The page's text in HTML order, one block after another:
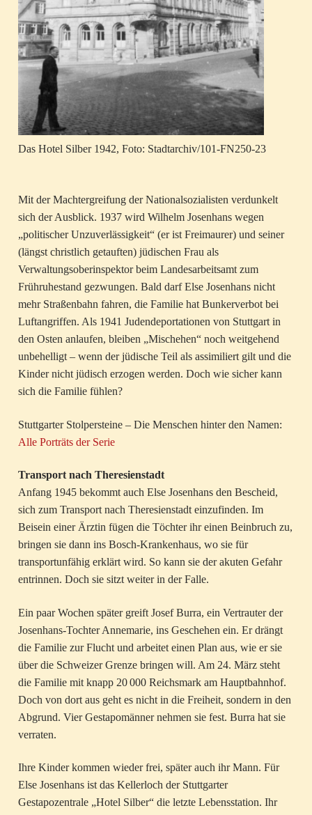
Das Hotel Silber 1942, Foto: Stadtarchiv/101-FN250-23
Mit der Machtergreifung der Nationalsozialisten verdunkelt
sich der Ausblick. 1937 wird Wilhelm Josenhans wegen
„politischer Unzuverlässigkeit“ (er ist Freimaurer) und seiner
(längst christlich getauften) jüdischen Frau als
Verwaltungsoberinspektor beim Landesarbeitsamt zum
Frühruhestand gezwungen. Bald darf Else Josenhans nicht
mehr Straßenbahn fahren, die Familie hat Bunkerverbot bei
Luftangriffen. Als 1941 Judendeportationen von Stuttgart in
den Osten anlaufen, bleiben „Mischehen“ noch weitgehend
unbehelligt – wenn der jüdische Teil als assimiliert gilt und die
Kinder nicht jüdisch erzogen werden. Doch wie sicher kann
sich die Familie fühlen?
Stuttgarter Stolpersteine – Die Menschen hinter den Namen:
Alle Porträts der Serie
Transport nach Theresienstadt
Anfang 1945 bekommt auch Else Josenhans den Bescheid,
sich zum Transport nach Theresienstadt einzufinden. Im
Beisein einer Ärztin fügen die Töchter ihr einen Beinbruch zu,
bringen sie dann ins Bosch-Krankenhaus, wo sie für
transportunfähig erklärt wird. So kann sie der akuten Gefahr
entrinnen. Doch sie sitzt weiter in der Falle.
Ein paar Wochen später greift Josef Burra, ein Vertrauter der
Josenhans-Tochter Annemarie, ins Geschehen ein. Er drängt
die Familie zur Flucht und arbeitet einen Plan aus, wie er sie
über die Schweizer Grenze bringen will. Am 24. März steht
die Familie mit knapp 20 000 Reichsmark am Hauptbahnhof.
Doch von dort aus geht es nicht in die Freiheit, sondern in den
Abgrund. Vier Gestapomänner nehmen sie fest. Burra hat sie
verraten.
Ihre Kinder kommen wieder frei, später auch ihr Mann. Für
Else Josenhans ist das Kellerloch der Stuttgarter
Gestapozentrale „Hotel Silber“ die letzte Lebensstation. Ihr